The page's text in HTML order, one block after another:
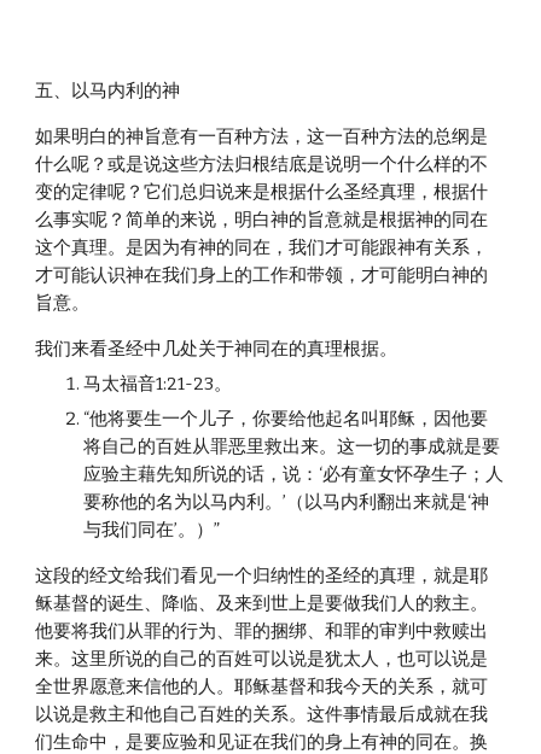
五、以马内利的神
如果明白的神旨意有一百种方法，这一百种方法的总纲是
什么呢？或是说这些方法归根结底是说明一个什么样的不
变的定律呢？它们总归说来是根据什么圣经真理，根据什
么事实呢？简单的来说，明白神的旨意就是根据神的同在
这个真理。是因为有神的同在，我们才可能跟神有关系，
才可能认识神在我们身上的工作和带领，才可能明白神的
旨意。
我们来看圣经中几处关于神同在的真理根据。
马太福音1:21-23。
“他将要生一个儿子，你要给他起名叫耶稣，因他要
将自己的百姓从罪恶里救出来。这一切的事成就是要
应验主藉先知所说的话，说：‘必有童女怀孕生子；人
要称他的名为以马内利。’（以马内利翻出来就是‘神
与我们同在’。）”
这段的经文给我们看见一个归纳性的圣经的真理，就是耶
稣基督的诞生、降临、及来到世上是要做我们人的救主。
他要将我们从罪的行为、罪的捆绑、和罪的审判中救赎出
来。这里所说的自己的百姓可以说是犹太人，也可以说是
全世界愿意来信他的人。耶稣基督和我今天的关系，就可
以说是救主和他自己百姓的关系。这件事情最后成就在我
们生命中，是要应验和见证在我们的身上有神的同在。换